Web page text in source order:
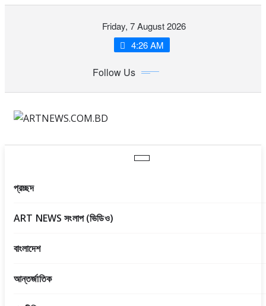
Friday, 7 August 2026
4:26 AM
Follow Us
প্রচ্ছদ
ART NEWS সংলাপ (ভিডিও)
বাংলাদেশ
আন্তর্জাতিক